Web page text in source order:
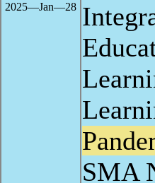
2025―Jan―28
SMA